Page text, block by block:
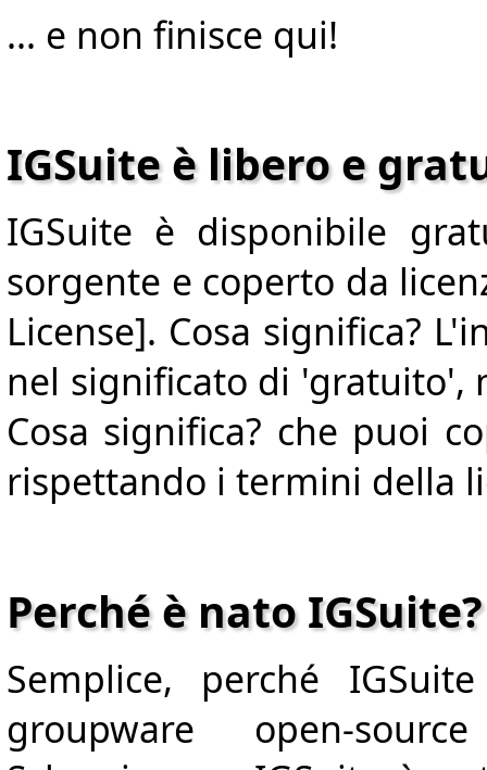
... e non finisce qui!
IGSuite è libero e
IGSuite è disponibile
sorgente e coperto da
License]. Cosa significa?
nel significato di 'gratuito',
Cosa significa? che puoi
rispettando i termini della
Perché è nato IGSuite?
Semplice, perché
groupware open-